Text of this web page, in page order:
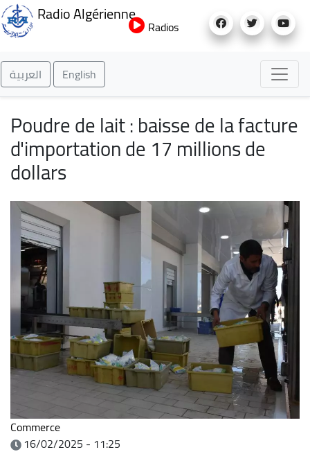
au
Radio Algérienne
Radios
العربية English
Poudre de lait : baisse de la facture
d'importation de 17 millions de
dollars
Commerce
16/02/2025 - 11:25